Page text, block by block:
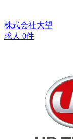
株式会社大望
求人 0件